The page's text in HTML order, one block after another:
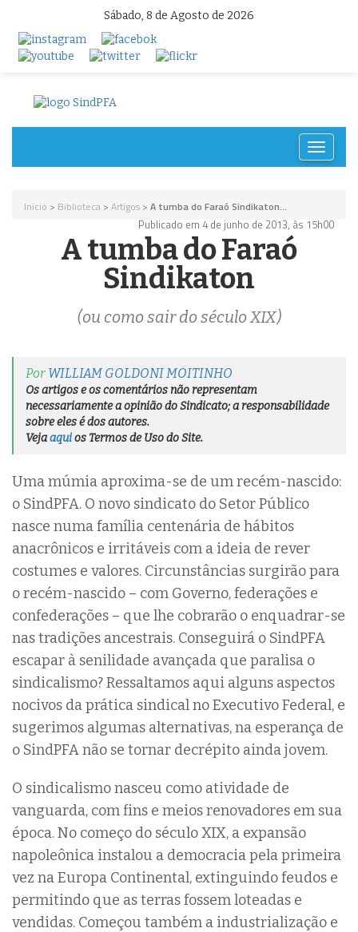
Sábado, 8 de Agosto de 2026
Toggle
Inicio > Biblioteca > Artigos > A tumba do Faraó Sindikaton...
Publicado em 4 de junho de 2013, às 15h00
A tumba do Faraó
Sindikaton
(ou como sair do século XIX)
Por WILLIAM GOLDONI MOITINHO
Os artigos e os comentários não representam
necessariamente a opinião do Sindicato; a responsabilidade
sobre eles é dos autores.
Vejaaquios Termos de Uso do Site.
Uma múmia aproxima-se de um recém-nascido:
o SindPFA. O novo sindicato do Setor Público
nasce numa família centenária de hábitos
anacrônicos e irritáveis com a ideia de rever
costumes e valores. Circunstâncias surgirão para
o recém-nascido – com Governo, federações e
confederações – que lhe cobrarão o enquadrar-se
nas tradições ancestrais. Conseguirá o SindPFA
escapar à senilidade avançada que paralisa o
sindicalismo? Ressaltamos aqui alguns aspectos
nocivos da prática sindical no Executivo Federal, e
sugerimos algumas alternativas, na esperança de
o SindPFA não se tornar decrépito ainda jovem.
O sindicalismo nasceu como atividade de
vanguarda, com fins e meios renovadores em sua
época. No começo do século XIX, a expansão
napoleônica instalou a democracia pela primeira
vez na Europa Continental, extinguindo feudos e
permitindo que as terras fossem loteadas e
vendidas. Começou também a industrialização e